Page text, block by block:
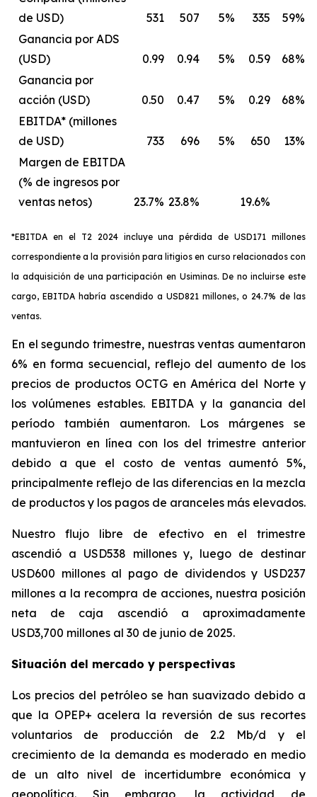
de USD)
531 507 5% 335
59%
Ganancia por ADS
(USD)
0.99 0.94 5% 0.59
68%
Ganancia por
acción (USD)
0.50 0.47 5% 0.29
68%
EBITDA* (millones
de USD)
733 696 5% 650
13%
Margen de EBITDA
(% de ingresos por
ventas netos)
23.7% 23.8% 19.6%
*EBITDA en el T2 2024 incluye una pérdida de USD171 millones
correspondiente a la provisión para litigios en curso relacionados con
la adquisición de una participación en Usiminas. De no incluirse este
cargo, EBITDA habría ascendido a USD821 millones, o 24.7% de las
ventas.
En el segundo trimestre, nuestras ventas aumentaron
6% en forma secuencial, reflejo del aumento de los
precios de productos OCTG en América del Norte y
los volúmenes estables. EBITDA y la ganancia del
período también aumentaron. Los márgenes se
mantuvieron en línea con los del trimestre anterior
debido a que el costo de ventas aumentó 5%,
principalmente reflejo de las diferencias en la mezcla
de productos y los pagos de aranceles más elevados.
Nuestro flujo libre de efectivo en el trimestre
ascendió a USD538 millones y, luego de destinar
USD600 millones al pago de dividendos y USD237
millones a la recompra de acciones, nuestra posición
neta de caja ascendió a aproximadamente
USD3,700 millones al 30 de junio de 2025.
Situación del mercado y perspectivas
Los precios del petróleo se han suavizado debido a
que la OPEP+ acelera la reversión de sus recortes
voluntarios de producción de 2.2 Mb/d y el
crecimiento de la demanda es moderado en medio
de un alto nivel de incertidumbre económica y
geopolítica. Sin embargo, la actividad de